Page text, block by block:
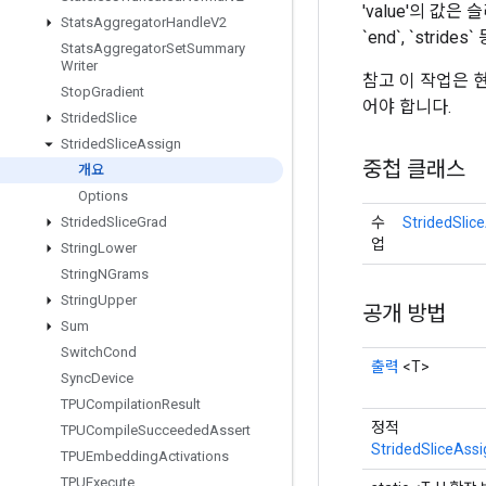
StatsAggregatorHandleV2
StatsAggregatorSetSummary
Writer
StopGradient
StridedSlice
StridedSliceAssign
개요
Options
StridedSliceGrad
StringLower
StringNGrams
StringUpper
Sum
SwitchCond
SyncDevice
TPUCompilationResult
TPUCompileSucceededAssert
TPUEmbeddingActivations
TPUExecute
'value'의 값은
`end`, `strides`
참고 이 작업은
어야 합니다.
중첩 클래스
수
업
공개 방법
출력 <T>
정적